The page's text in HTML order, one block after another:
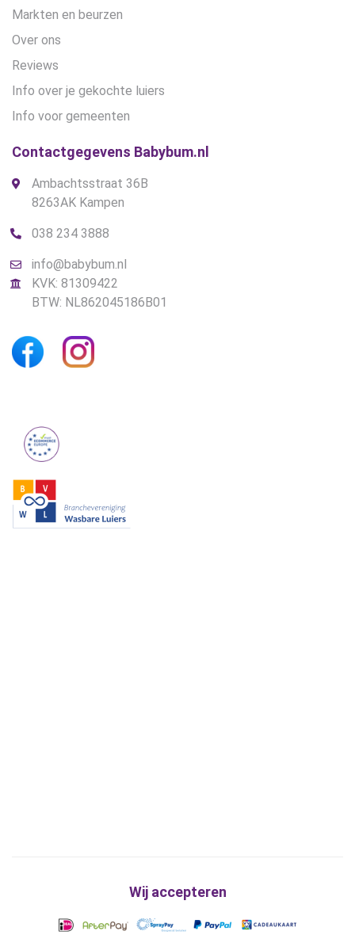
Markten en beurzen
Over ons
Reviews
Info over je gekochte luiers
Info voor gemeenten
Contactgegevens Babybum.nl
Ambachtsstraat 36B
8263AK Kampen
038 234 3888
info@babybum.nl
KVK: 81309422
BTW: NL862045186B01
Wij accepteren